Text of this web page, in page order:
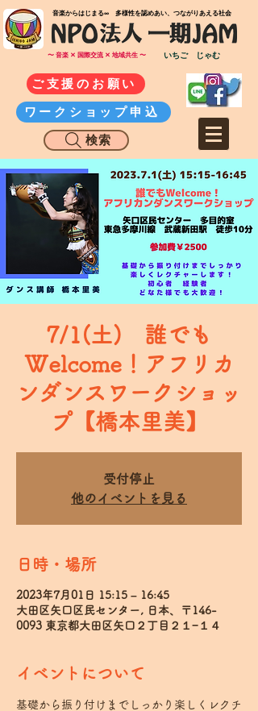
​音楽からはじまる∞ 多様性を認めあい、つながりあえる社会
〜 音楽 ✕ 国際交流 ✕ 地域共生 〜 いちご じゃむ
ご支援のお願い
ワークショップ申込
検索
7/1(土) 誰でも
Welcome！アフリカ
ンダンスワークショッ
プ【橋本里美】
受付停止
他のイベントを見る
日時・場所
2023年7月01日 15:15 – 16:45
大田区矢口区民センター, 日本、〒146-
0093 東京都大田区矢口２丁目２１−１４
イベントについて
基礎から振り付けまでしっかり楽しくレクチ